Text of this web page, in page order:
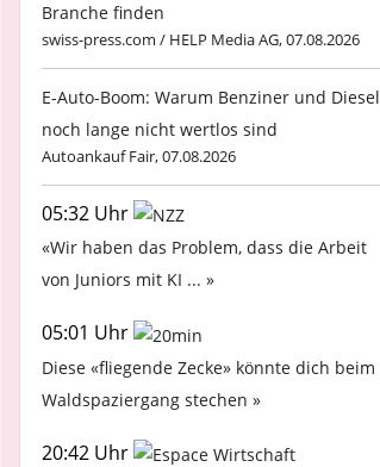
Branche finden
swiss-press.com / HELP Media AG, 07.08.2026
E-Auto-Boom: Warum Benziner und Diesel
noch lange nicht wertlos sind
Autoankauf Fair, 07.08.2026
05:32 Uhr
«Wir haben das Problem, dass die Arbeit
von Juniors mit KI ... »
05:01 Uhr
Diese «fliegende Zecke» könnte dich beim
Waldspaziergang stechen »
20:42 Uhr